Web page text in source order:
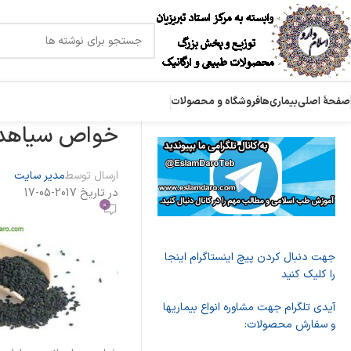
صفحۀ اصلیبیماری‌هافروشگاه و محصولات
جهت دنبال کردن پیچ اینستاگرام اینجا
را کلیک کنید
آیدی تلگرام جهت مشاوره انواع بیماریها
و سفارش محصولات:
خواص
ارسال توسطمدیر سایت
در تاریخ 2017-05-17
0